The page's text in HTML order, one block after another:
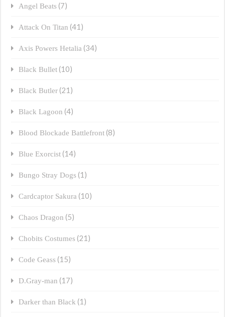
Angel Beats (7)
Attack On Titan (41)
Axis Powers Hetalia (34)
Black Bullet (10)
Black Butler (21)
Black Lagoon (4)
Blood Blockade Battlefront (8)
Blue Exorcist (14)
Bungo Stray Dogs (1)
Cardcaptor Sakura (10)
Chaos Dragon (5)
Chobits Costumes (21)
Code Geass (15)
D.Gray-man (17)
Darker than Black (1)